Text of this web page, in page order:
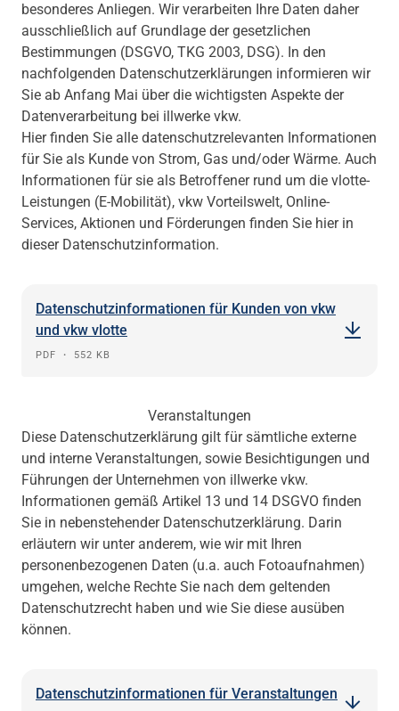
besonderes Anliegen. Wir verarbeiten Ihre Daten daher
ausschließlich auf Grundlage der gesetzlichen
Bestimmungen (DSGVO, TKG 2003, DSG). In den
nachfolgenden Datenschutzerklärungen informieren wir
Sie ab Anfang Mai über die wichtigsten Aspekte der
Datenverarbeitung bei illwerke vkw.
Hier finden Sie alle datenschutzrelevanten Informationen
für Sie als Kunde von Strom, Gas und/oder Wärme. Auch
Informationen für sie als Betroffener rund um die vlotte-
Leistungen (E-Mobilität), vkw Vorteilswelt, Online-
Services, Aktionen und Förderungen finden Sie hier in
dieser Datenschutzinformation.
Datenschutzinformationen für Kunden von vkw
und vkw vlotte
PDF ・ 552 KB
Veranstaltungen
Diese Datenschutzerklärung gilt für sämtliche externe
und interne Veranstaltungen, sowie Besichtigungen und
Führungen der Unternehmen von illwerke vkw.
Informationen gemäß Artikel 13 und 14 DSGVO finden
Sie in nebenstehender Datenschutzerklärung. Darin
erläutern wir unter anderem, wie wir mit Ihren
personenbezogenen Daten (u.a. auch Fotoaufnahmen)
umgehen, welche Rechte Sie nach dem geltenden
Datenschutzrecht haben und wie Sie diese ausüben
können.
Datenschutzinformationen für Veranstaltungen